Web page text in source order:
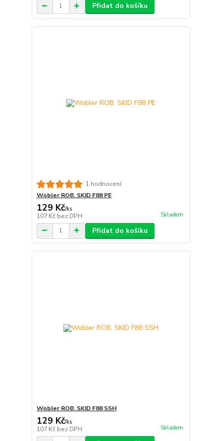
Přidat do košíku
1 hodnocení
Wobler ROB. SKID F88 PE
129 Kč/ks
107 Kč bez DPH Skladem
Přidat do košíku
Wobler ROB. SKID F88 SSH
129 Kč/ks
107 Kč bez DPH Skladem